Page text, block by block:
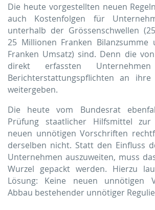
Die heute vorgestellten neuen
auch Kostenfolgen für
unterhalb der Grössenschwellen
25 Millionen Franken Bilanzsumme
Franken Umsatz) sind. Denn die
direkt erfassten
Berichterstattungspflichten an ihre
weitergeben.
Die heute vom Bundesrat
Prüfung staatlicher Hilfsmittel
neuen unnötigen Vorschriften
derselben nicht. Statt den Einfluss
Unternehmen auszuweiten, muss
Wurzel gepackt werden. Hierzu
Lösung: Keine neuen unnötigen
Abbau bestehender unnötiger